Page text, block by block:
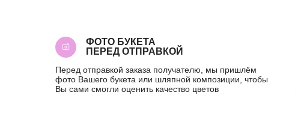
ФОТО БУКЕТА
ПЕРЕД ОТПРАВКОЙ
Перед отправкой заказа получателю, мы пришлём
фото Вашего букета или шляпной композиции, чтобы
Вы сами смогли оценить качество цветов